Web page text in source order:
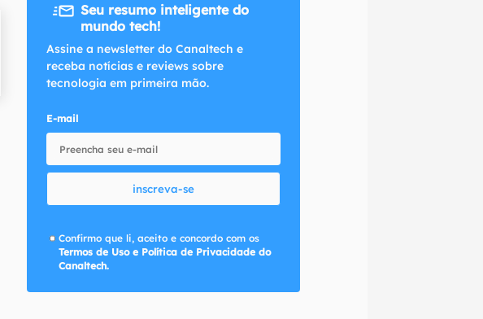
Seu resumo inteligente do
mundo tech!
Assine a newsletter do Canaltech e
receba notícias e reviews sobre
tecnologia em primeira mão.
E-mail
inscreva-se
Confirmo que li, aceito e concordo com os
Termos de Uso e Política de Privacidade do
Canaltech.